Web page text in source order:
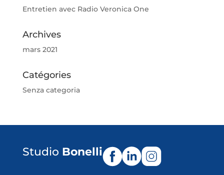
Entretien avec Radio Veronica One
Archives
mars 2021
Catégories
Senza categoria
Studio Bonelli